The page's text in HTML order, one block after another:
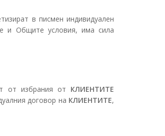
в писмен индивидуален
и Общите условия, има сила
от избрания от КЛИЕНТИТЕ
договор на КЛИЕНТИТЕ,